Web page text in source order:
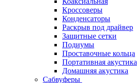
Кроссоверы
Конденсаторы
Раскрыв под драйвер
Защитные сетки
Подиумы
Проставочные кольца
Портативная акустика
Домашняя акустика
Сабвуферы